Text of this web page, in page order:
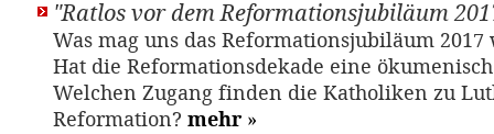
"Ratlos vor dem Reformationsjubiläum
Was mag uns das Reformationsjubiläum
Hat die Reformationsdekade eine
Welchen Zugang finden die Katholiken zu
Reformation? mehr »